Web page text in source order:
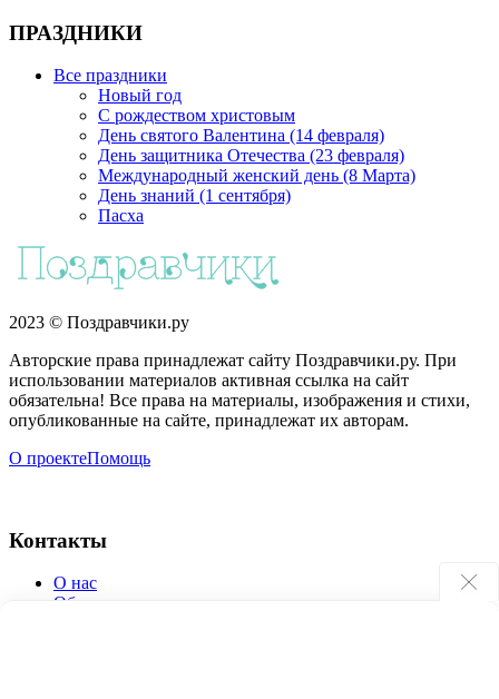
ПРАЗДНИКИ
Все праздники
Новый год
С рождеством христовым
День святого Валентина (14 февраля)
День защитника Отечества (23 февраля)
Международный женский день (8 Марта)
День знаний (1 сентября)
Пасха
2023 © Поздравчики.ру
Авторские права принадлежат сайту Поздравчики.ру. При
использовании материалов активная ссылка на сайт
обязательна! Все права на материалы, изображения и стихи,
опубликованные на сайте, принадлежат их авторам.
О проектеПомощь
Контакты
О нас
Обратная связь